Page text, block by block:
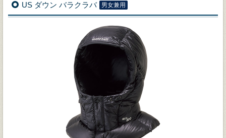
US ダウン バラクラバ 男女兼用